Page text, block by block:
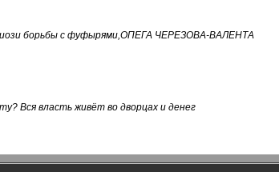
борьбы с фуфырями,ОПЕГА ЧЕРЕЗОВА-ВАЛЕНТА
Вся власть живёт во дворцах и денег